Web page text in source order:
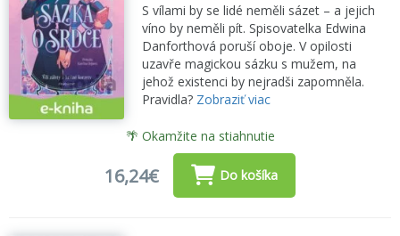
S vílami by se lidé neměli sázet – a jejich
víno by neměli pít. Spisovatelka Edwina
Danforthová poruší oboje. V opilosti
uzavře magickou sázku s mužem, na
jehož existenci by nejradši zapomněla.
Pravidla? Zobraziť viac
🌴 Okamžite na stiahnutie
16,24€ Do košíka